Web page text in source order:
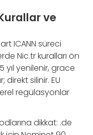
ve
ICANN süreci
Nic.tr kuralları ön
yıl yenilenir, grace
silinir. EU
regülasyonlar
dikkat: .de